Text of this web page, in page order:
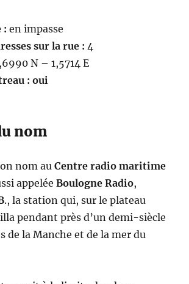
: en impasse
sur la rue : 4
N – 1,5714 E
: oui
nom
nom auCentre radio maritime
appeléeBoulogne Radio,
., la station qui, sur le plateau
pendant près d’un demi-siècle
de la Manche et de la mer du